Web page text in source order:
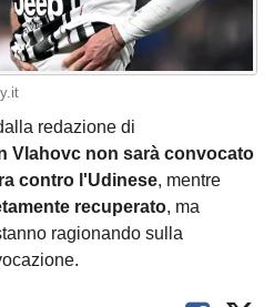
redazione di
Vlahovc non sarà convocato
contro l'Udinese, mentre
recuperato, ma
ragionando sulla